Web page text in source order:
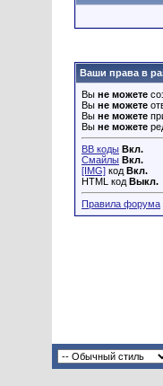
Ваши права в
Вы не можете
Вы не можете
Вы не можете
Вы не можете
BB коды Вкл.
Смайлы Вкл.
[IMG] код Вкл.
HTML код Выкл.
Правила форума